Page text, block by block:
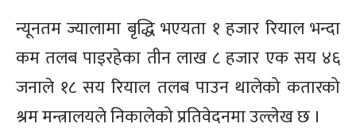
न्यूनतम ज्यालामा बृद्धि भएयता १ हजार रियाल भन्दा
कम तलब पाइरहेका तीन लाख ८ हजार एक सय ४६
जनाले १८ सय रियाल तलब पाउन थालेको कतारको
श्रम मन्त्रालयले निकालेको प्रतिवेदनमा उल्लेख छ ।